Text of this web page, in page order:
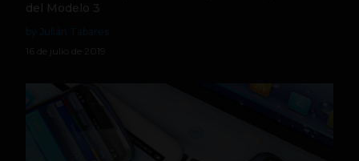
del Modelo 3
16 de julio de 2019